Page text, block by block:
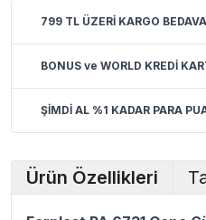
799 TL ÜZERİ KARGO BEDAVA
BONUS ve WORLD KREDİ
ŞİMDİ AL %1 KADAR PARA
Ürün Özellikleri